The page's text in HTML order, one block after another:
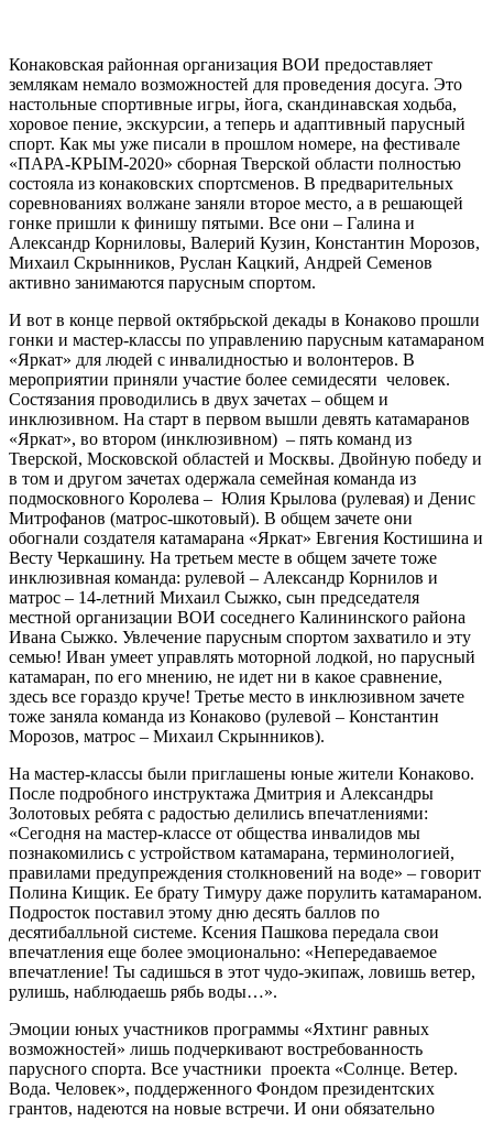
Конаковская районная организация ВОИ предоставляет
землякам немало возможностей для проведения досуга. Это
настольные спортивные игры, йога, скандинавская ходьба,
хоровое пение, экскурсии, а теперь и адаптивный парусный
спорт. Как мы уже писали в прошлом номере, на фестивале
«ПАРА-КРЫМ-2020» сборная Тверской области полностью
состояла из конаковских спортсменов. В предварительных
соревнованиях волжане заняли второе место, а в решающей
гонке пришли к финишу пятыми. Все они – Галина и
Александр Корниловы, Валерий Кузин, Константин Морозов,
Михаил Скрынников, Руслан Кацкий, Андрей Семенов
активно занимаются парусным спортом.
И вот в конце первой октябрьской декады в Конаково прошли
гонки и мастер-классы по управлению парусным катамараном
«Яркат» для людей с инвалидностью и волонтеров. В
мероприятии приняли участие более семидесяти человек.
Состязания проводились в двух зачетах – общем и
инклюзивном. На старт в первом вышли девять катамаранов
«Яркат», во втором (инклюзивном) – пять команд из
Тверской, Московской областей и Москвы. Двойную победу и
в том и другом зачетах одержала семейная команда из
подмосковного Королева – Юлия Крылова (рулевая) и Денис
Митрофанов (матрос-шкотовый). В общем зачете они
обогнали создателя катамарана «Яркат» Евгения Костишина и
Весту Черкашину. На третьем месте в общем зачете тоже
инклюзивная команда: рулевой – Александр Корнилов и
матрос – 14-летний Михаил Сыжко, сын председателя
местной организации ВОИ соседнего Калининского района
Ивана Сыжко. Увлечение парусным спортом захватило и эту
семью! Иван умеет управлять моторной лодкой, но парусный
катамаран, по его мнению, не идет ни в какое сравнение,
здесь все гораздо круче! Третье место в инклюзивном зачете
тоже заняла команда из Конаково (рулевой – Константин
Морозов, матрос – Михаил Скрынников).
На мастер-классы были приглашены юные жители Конаково.
После подробного инструктажа Дмитрия и Александры
Золотовых ребята с радостью делились впечатлениями:
«Сегодня на мастер-классе от общества инвалидов мы
познакомились с устройством катамарана, терминологией,
правилами предупреждения столкновений на воде» – говорит
Полина Кищик. Ее брату Тимуру даже порулить катамараном.
Подросток поставил этому дню десять баллов по
десятибалльной системе. Ксения Пашкова передала свои
впечатления еще более эмоционально: «Непередаваемое
впечатление! Ты садишься в этот чудо-экипаж, ловишь ветер,
рулишь, наблюдаешь рябь воды…».
Эмоции юных участников программы «Яхтинг равных
возможностей» лишь подчеркивают востребованность
парусного спорта. Все участники проекта «Солнце. Ветер.
Вода. Человек», поддерженного Фондом президентских
грантов, надеются на новые встречи. И они обязательно